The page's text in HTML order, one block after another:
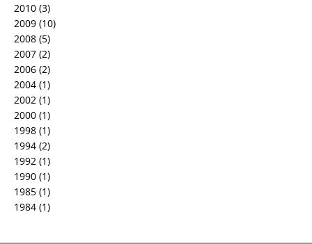
2010 (3)
2009 (10)
2008 (5)
2007 (2)
2006 (2)
2004 (1)
2002 (1)
2000 (1)
1998 (1)
1994 (2)
1992 (1)
1990 (1)
1985 (1)
1984 (1)